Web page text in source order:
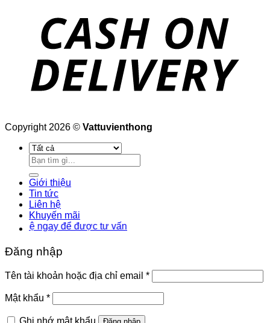
Copyright 2026 © Vattuvienthong
Tìm
kiếm:
Giới thiệu
Tin tức
Liên hệ
Khuyến mãi
để được tư vấn
Đăng nhập
Tên tài khoản hoặc địa chỉ email *Bắt
buộc
Mật khẩu *Bắt
buộc